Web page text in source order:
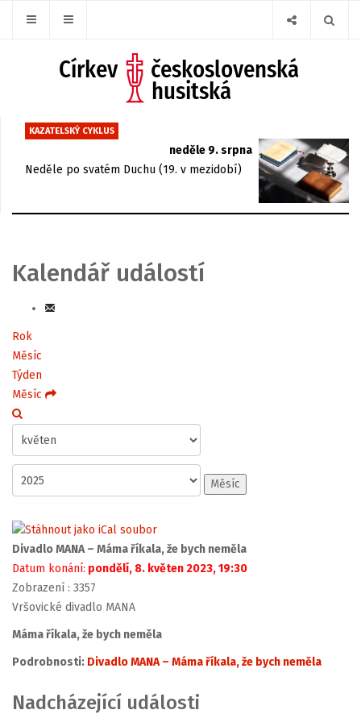
KAZATELSKÝ CYKLUS
neděle 9. srpna
Neděle po svatém Duchu (19. v mezidobí)
Kalendář událostí
Rok
Měsíc
Týden
Měsíc
Měsíc
Divadlo MANA – Máma říkala, že bych neměla
Datum konání: pondělí, 8. květen 2023, 19:30
Zobrazení : 3357
Vršovické divadlo MANA
Máma říkala, že bych neměla
Podrobnosti: Divadlo MANA – Máma říkala, že bych neměla
Nadcházející události